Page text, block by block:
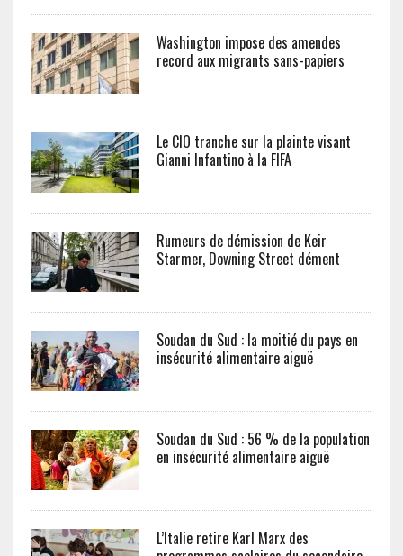
Washington impose des amendes
record aux migrants sans-papiers
Le CIO tranche sur la plainte visant
Gianni Infantino à la FIFA
Rumeurs de démission de Keir
Starmer, Downing Street dément
Soudan du Sud : la moitié du pays en
insécurité alimentaire aiguë
Soudan du Sud : 56 % de la population
en insécurité alimentaire aiguë
L’Italie retire Karl Marx des